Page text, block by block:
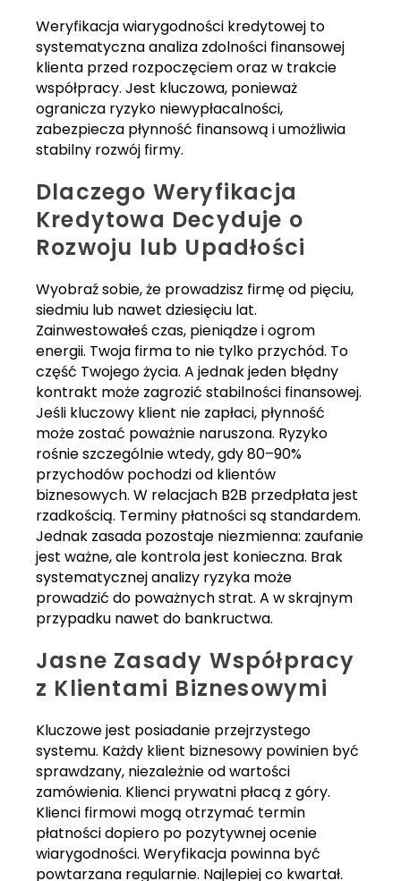
Weryfikacja wiarygodności kredytowej to
systematyczna analiza zdolności finansowej
klienta przed rozpoczęciem oraz w trakcie
współpracy. Jest kluczowa, ponieważ
ogranicza ryzyko niewypłacalności,
zabezpiecza płynność finansową i umożliwia
stabilny rozwój firmy.
Dlaczego Weryfikacja
Kredytowa Decyduje o
Rozwoju lub Upadłości
Wyobraź sobie, że prowadzisz firmę od pięciu,
siedmiu lub nawet dziesięciu lat.
Zainwestowałeś czas, pieniądze i ogrom
energii. Twoja firma to nie tylko przychód. To
część Twojego życia. A jednak jeden błędny
kontrakt może zagrozić stabilności finansowej.
Jeśli kluczowy klient nie zapłaci, płynność
może zostać poważnie naruszona. Ryzyko
rośnie szczególnie wtedy, gdy 80–90%
przychodów pochodzi od klientów
biznesowych. W relacjach B2B przedpłata jest
rzadkością. Terminy płatności są standardem.
Jednak zasada pozostaje niezmienna: zaufanie
jest ważne, ale kontrola jest konieczna. Brak
systematycznej analizy ryzyka może
prowadzić do poważnych strat. A w skrajnym
przypadku nawet do bankructwa.
Jasne Zasady Współpracy
z Klientami Biznesowymi
Kluczowe jest posiadanie przejrzystego
systemu. Każdy klient biznesowy powinien być
sprawdzany, niezależnie od wartości
zamówienia. Klienci prywatni płacą z góry.
Klienci firmowi mogą otrzymać termin
płatności dopiero po pozytywnej ocenie
wiarygodności. Weryfikacja powinna być
powtarzana regularnie. Najlepiej co kwartał.